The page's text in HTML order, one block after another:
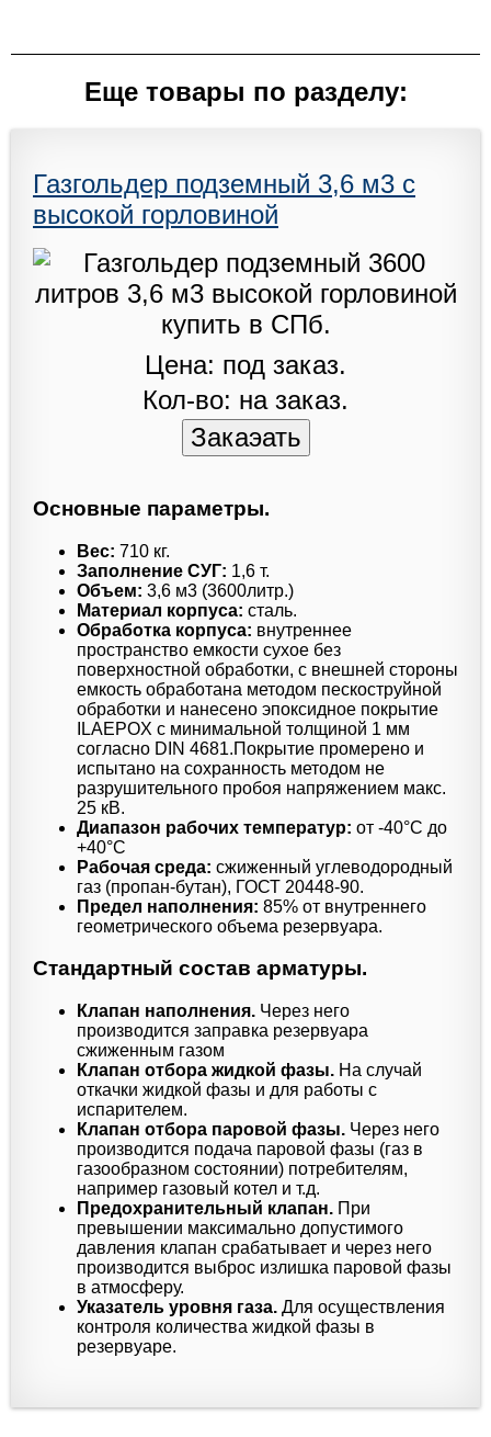
Еще товары по разделу:
Газгольдер подземный 3,6 м3 с
высокой горловиной
Цена: под заказ.
Кол-во: на заказ.
Основные параметры.
Вес: 710 кг.
Заполнение СУГ: 1,6 т.
Объем: 3,6 м3 (3600литр.)
Материал корпуса: сталь.
Обработка корпуса: внутреннее
пространство емкости сухое без
поверхностной обработки, с внешней стороны
емкость обработана методом пескоструйной
обработки и нанесено эпоксидное покрытие
ILAEPOX с минимальной толщиной 1 мм
согласно DIN 4681.Покрытие промерено и
испытано на сохранность методом не
разрушительного пробоя напряжением макс.
25 кВ.
Диапазон рабочих температур: от -40°C до
+40°C
Рабочая среда: сжиженный углеводородный
газ (пропан-бутан), ГОСТ 20448-90.
Предел наполнения: 85% от внутреннего
геометрического объема резервуара.
Стандартный состав арматуры.
Клапан наполнения. Через него
производится заправка резервуара
сжиженным газом
Клапан отбора жидкой фазы. На случай
откачки жидкой фазы и для работы с
испарителем.
Клапан отбора паровой фазы. Через него
производится подача паровой фазы (газ в
газообразном состоянии) потребителям,
например газовый котел и т.д.
Предохранительный клапан. При
превышении максимально допустимого
давления клапан срабатывает и через него
производится выброс излишка паровой фазы
в атмосферу.
Указатель уровня газа. Для осуществления
контроля количества жидкой фазы в
резервуаре.